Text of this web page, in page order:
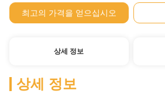
최고의 가격을 얻으십시오
상세 정보
상세 정보